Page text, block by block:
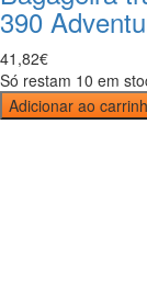
390
41 ,82€
Só restam 10 em
Adicionar ao